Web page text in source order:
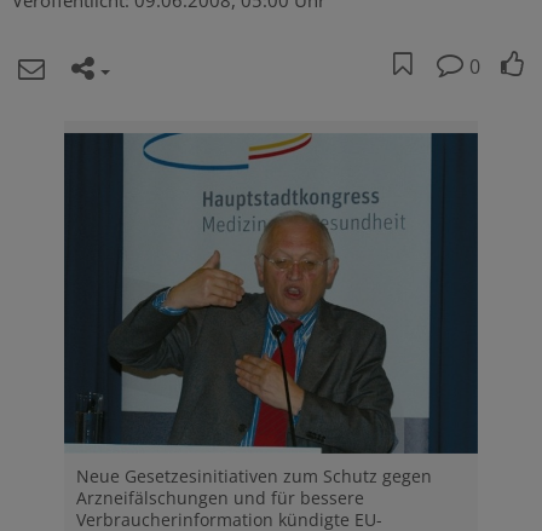
0
Neue Gesetzesinitiativen zum Schutz gegen
Arzneifälschungen und für bessere
Verbraucherinformation kündigte EU-